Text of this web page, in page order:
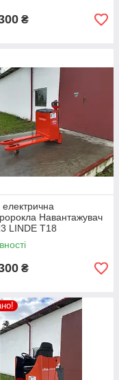
₴
електрична
Навантажувач
LINDE T18
₴